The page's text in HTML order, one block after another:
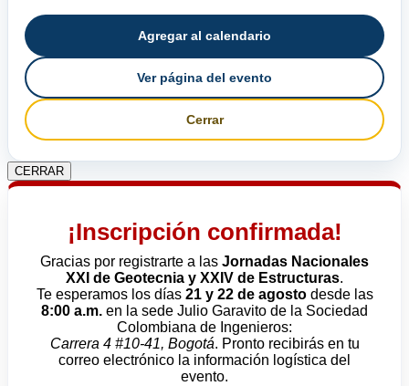
Agregar al calendario
Ver página del evento
Cerrar
CERRAR
¡Inscripción confirmada!
Gracias por registrarte a las Jornadas Nacionales
XXI de Geotecnia y XXIV de Estructuras.
Te esperamos los días 21 y 22 de agostodesde las
8:00 a.m. en la sede Julio Garavito de la Sociedad
Colombiana de Ingenieros:
Carrera 4 #10-41, Bogotá. Pronto recibirás en tu
correo electrónico la información logística del
evento.